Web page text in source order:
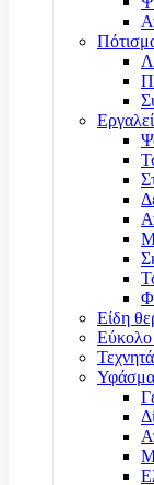
Είδη
Εύκολο